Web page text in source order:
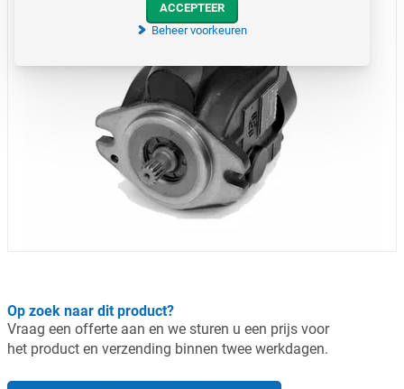
Op zoek naar dit product?
Vraag een offerte aan en we sturen u een prijs voor
het product en verzending binnen twee werkdagen.
ACCEPTEER
Beheer voorkeuren